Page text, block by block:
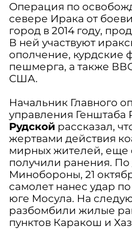
Операция по
севере Ирака от
город в 2014 году,
В ней участвуют
ополчение, курдские
пешмерга, а также
США.
Начальник Главного
управления Генштаба
Рудской рассказал,
жертвами действия
мирных жителей, еще
получили ранения.
Минобороны, 21
самолет нанес удар
юге Мосула. На
разбомбили жилые
пунктов Каракош и